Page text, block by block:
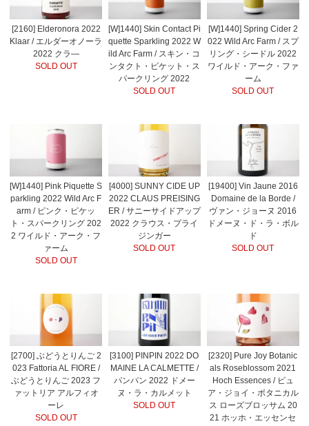
[2160] Elderonora 2022
Klaar / エルダーオノーラ
2022 クラ―
SOLD OUT
[W]1440] Skin Contact Pi
quette Sparkling 2022 W
ild Arc Farm / スキン・コ
ンタクト・ピケット・ス
パークリング 2022
SOLD OUT
[W]1440] Spring Cider 2
022 Wild Arc Farm / スプ
リング・シードル 2022
ワイルド・アーク・ファ
ーム
SOLD OUT
[W]1440] Pink Piquette S
parkling 2022 Wild Arc F
arm / ピンク・ピケッ
ト・スパークリング 202
2 ワイルド・アーク・フ
ァーム
SOLD OUT
[4000] SUNNY CIDE UP
2022 CLAUS PREISING
ER / サニーサイドアップ
2022 クラウス・プライ
ジンガー
SOLD OUT
[19400] Vin Jaune 2016
Domaine de la Borde /
ヴァン・ジョーヌ 2016
ドメーヌ・ド・ラ・ボル
ド
SOLD OUT
[2700] ぶどうとりんご 2
023 Fattoria AL FIORE /
ぶどうとりんご 2023 フ
ァットリア アルフィオ
ーレ
SOLD OUT
[3100] PINPIN 2022 DO
MAINE LA CALMETTE /
パンパン 2022 ドメー
ヌ・ラ・カルメット
SOLD OUT
[2320] Pure Joy Botanic
als Roseblossom 2021
Hoch Essences / ピュ
ア・ジョイ・ボタニカル
ス ローズブロッサム 20
21 ホッホ・エッセンセ